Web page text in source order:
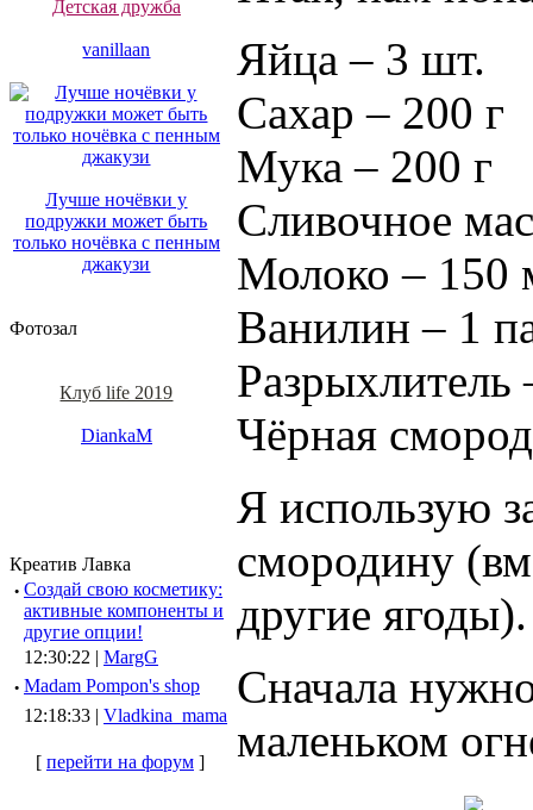
Детская дружба
vanillaan
Лучше ночёвки у
подружки может быть
только ночёвка с пенным
джакузи
Фотозал
Клуб life 2019
DiankaM
Креатив Лавка
· Создай свою косметику:
активные компоненты и
другие опции!
12:30:22 | MargG
· Madam Pompon's shop
12:18:33 | Vladkina_mama
[ перейти на форум ]
Яйца – 3 шт.
Сахар – 200 г
Мука – 200 г
Сливочное
Молоко – 150
Ванилин – 1
Чёрная
Я использую
смородину
другие ягоды).
Сначала
маленьком